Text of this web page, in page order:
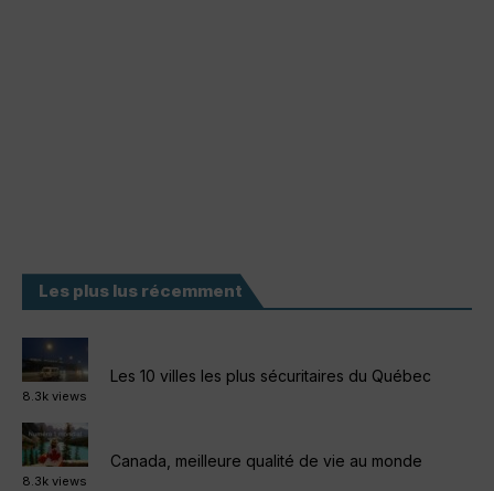
Les plus lus récemment
Les 10 villes les plus sécuritaires du Québec
8.3k views
Canada, meilleure qualité de vie au monde
8.3k views